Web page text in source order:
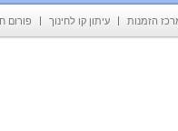
הזמנות עיתון קו לחינוך פורום